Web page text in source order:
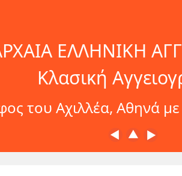
ΕΛΛΗΝΙΚΗ
Κλασική
του Αχιλλέα, Αθηνά